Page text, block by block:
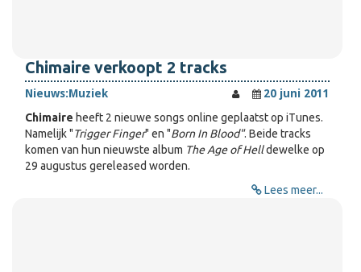
Chimaire verkoopt 2 tracks
Nieuws:Muziek
20 juni 2011
Chimaire heeft 2 nieuwe songs online geplaatst op iTunes.
Namelijk "Trigger Finger" en "Born In Blood". Beide tracks
komen van hun nieuwste album The Age of Helldewelke op
29 augustus gereleased worden.
Lees meer...